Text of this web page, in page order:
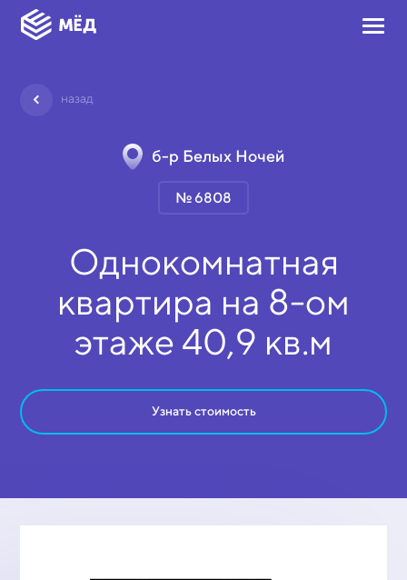
назад
б-р Белых Ночей
№ 6808
Однокомнатная
квартира на 8-ом
этаже 40,9 кв.м
Узнать стоимость